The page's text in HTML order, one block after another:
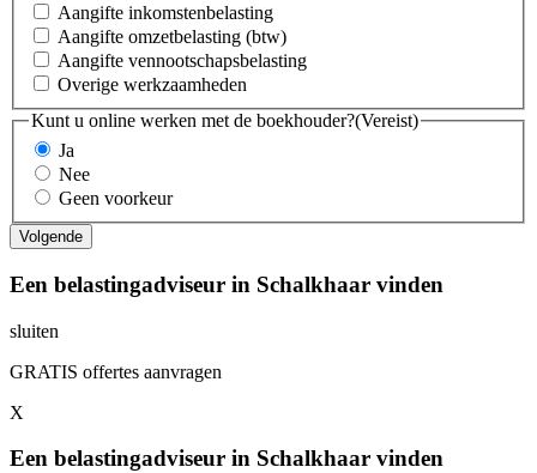
Aangifte inkomstenbelasting
Aangifte omzetbelasting (btw)
Aangifte vennootschapsbelasting
Overige werkzaamheden
Kunt u online werken met de boekhouder?(Vereist)
Ja
Nee
Geen voorkeur
Een belastingadviseur in Schalkhaar vinden
sluiten
GRATIS offertes aanvragen
X
Een belastingadviseur in Schalkhaar vinden